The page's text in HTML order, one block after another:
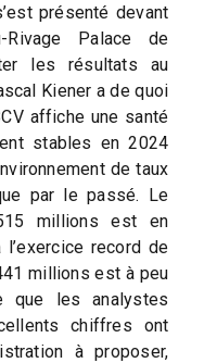
présenté devant
Palace de
les résultats au
Kiener a de quoi
affiche une santé
stables en 2024
de taux
par le passé. Le
millions est en
record de
millions est à peu
les analystes
chiffres ont
à proposer,